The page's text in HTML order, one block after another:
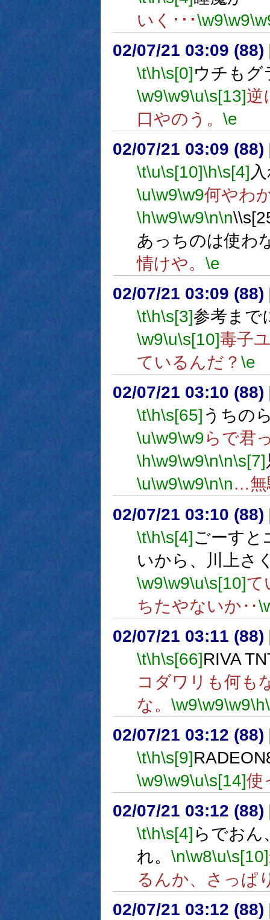
いく･･･\w9\w9
02/07/21 03:09 (88)
\t\h\s[0]ウチもグ
\w9\w9\u\s[13]逆
口やのう。 \e
02/07/21 03:09 (88)
\t\u\s[10]\h\s[4]
\u\w9\w9何やわ
\h\w9\w9\n\n
あっちのは使わ
情けや。 \e
02/07/21 03:09 (88)
\t\h\s[3]参考まで
\w9\u\s[10]毒子
ているんだ？ \e
02/07/21 03:10 (88)
\t\h\s[65] うちの
\u\w9\w9らで君
\h\w9\w9\n\n\s[7]
\u\w9\w9\n\n…無
02/07/21 03:10 (88)
\t\h\s[4]ごーすと
いから、川上さ
\w9\w9\u\s[10]て
ちたやないか‥
02/07/21 03:11 (88)
\t\h\s[66]RIVA
コダワリも何も
な。 \w9\w9\w9\h
02/07/21 03:12 (88)
\t\h\s[9]
\w9\w9\u\s[14]使
02/07/21 03:12 (88)
\t\h\s[4] らでお
れ。 \n\w8\u\s[10]
るんか、さっぱ
02/07/21 03:12 (88)